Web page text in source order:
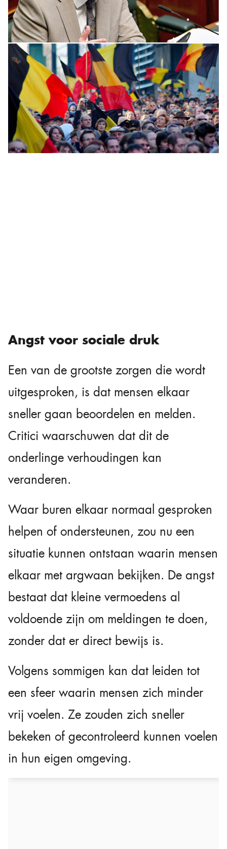
Angst voor sociale druk
Een van de grootste zorgen die wordt
uitgesproken, is dat mensen elkaar
sneller gaan beoordelen en melden.
Critici waarschuwen dat dit de
onderlinge verhoudingen kan
veranderen.
Waar buren elkaar normaal gesproken
helpen of ondersteunen, zou nu een
situatie kunnen ontstaan waarin mensen
elkaar met argwaan bekijken. De angst
bestaat dat kleine vermoedens al
voldoende zijn om meldingen te doen,
zonder dat er direct bewijs is.
Volgens sommigen kan dat leiden tot
een sfeer waarin mensen zich minder
vrij voelen. Ze zouden zich sneller
bekeken of gecontroleerd kunnen voelen
in hun eigen omgeving.